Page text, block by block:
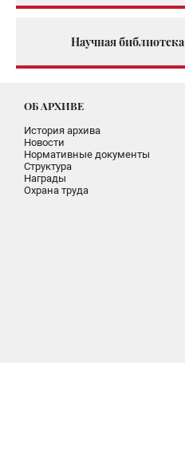
Научная библиотека
ОБ АРХИВЕ
История архива
Новости
Нормативные документы
Структура
Награды
Охрана труда